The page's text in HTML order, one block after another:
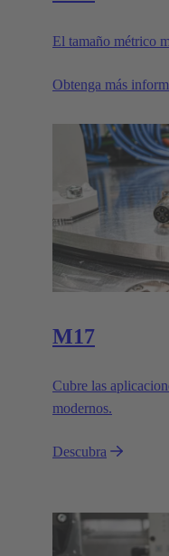
El tamaño métrico
Obtenga más
M17
Cubre las
modernos.
Descubra